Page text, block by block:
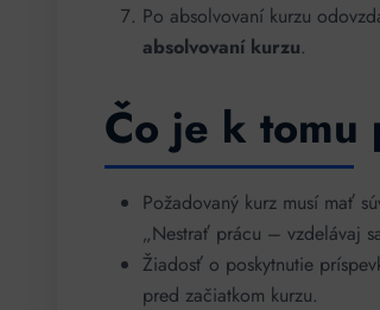
Po absolvovaní kurzu
absolvovaní kurzu.
Čo je k tomu
Požadovaný kurz musí mať
„Nestrať prácu – vzdelávaj
Žiadosť o poskytnutie
pred začiatkom kurzu.